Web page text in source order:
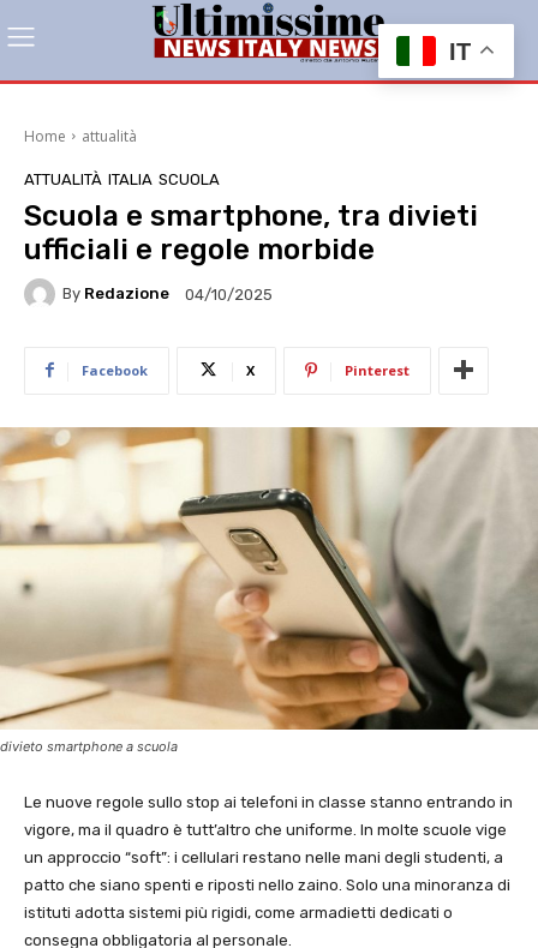
Home attualità
ATTUALITÀ ITALIA SCUOLA
Scuola e smartphone, tra divieti
ufficiali e regole morbide
By Redazione 04/10/2025
Facebook X Pinterest
divieto smartphone a scuola
Le nuove regole sullo stop ai telefoni in classe stanno entrando in
vigore, ma il quadro è tutt’altro che uniforme. In molte scuole vige
un approccio “soft”: i cellulari restano nelle mani degli studenti, a
patto che siano spenti e riposti nello zaino. Solo una minoranza di
istituti adotta sistemi più rigidi, come armadietti dedicati o
consegna obbligatoria al personale.
IT